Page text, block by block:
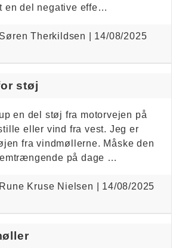
en del negative effe…
Therkildsen | 14/08/2025
støj
en del støj fra motorvejen på
eller vind fra vest. Jeg er
fra vindmøllerne. Måske den
på dage …
Kruse Nielsen | 14/08/2025